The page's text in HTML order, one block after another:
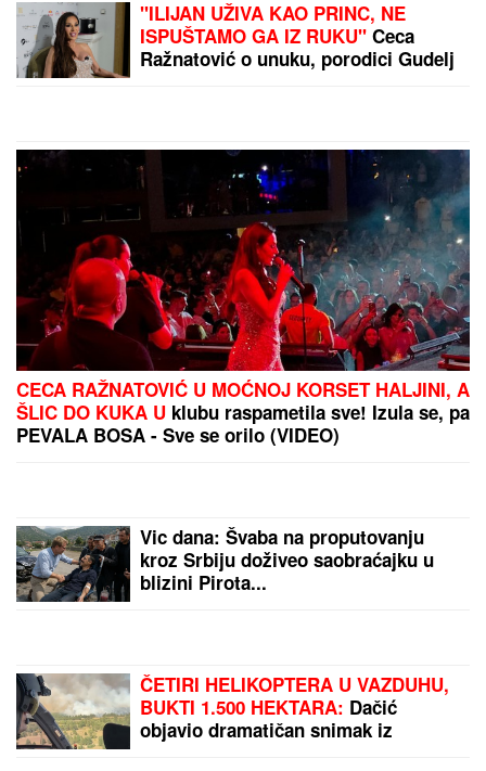
Milan Vasić pokazao deo dvorišta i raznežio: Sin
Despot prohodao na Kosmetu
STRAVIČNA NESREĆA KOD
JASENOVIKA!Strahuje se da IMA
POVREĐENIH, sve vrvi od policije i